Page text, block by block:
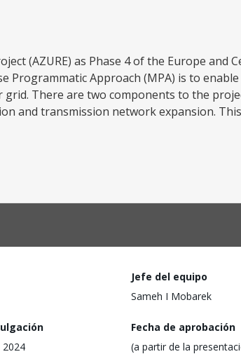
(AZURE) as Phase 4 of the Europe and
Programmatic Approach (MPA) is to
There are two components to the
and transmission network expansion.
Jefe del equipo
Sameh I Mobarek
Fecha de aprobación
(a partir de la